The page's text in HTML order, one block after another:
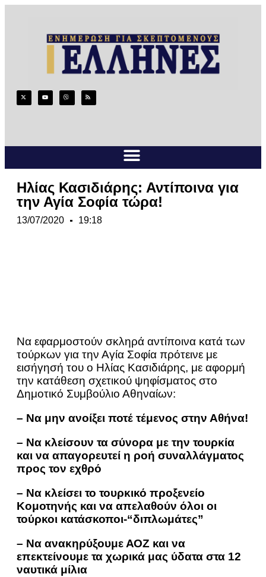
Ηλίας Κασιδιάρης: Αντίποινα για
την Αγία Σοφία τώρα!
13/07/2020 19:18
Να εφαρμοστούν σκληρά αντίποινα κατά των
τούρκων για την Αγία Σοφία πρότεινε με
εισήγησή του ο Ηλίας Κασιδιάρης, με αφορμή
την κατάθεση σχετικού ψηφίσματος στο
Δημοτικό Συμβούλιο Αθηναίων:
– Να μην ανοίξει ποτέ τέμενος στην Αθήνα!
– Να κλείσουν τα σύνορα με την τουρκία
και να απαγορευτεί η ροή συναλλάγματος
προς τον εχθρό
– Να κλείσει το τουρκικό προξενείο
Κομοτηνής και να απελαθούν όλοι οι
τούρκοι κατάσκοποι-“διπλωμάτες”
– Να ανακηρύξουμε ΑΟΖ και να
επεκτείνουμε τα χωρικά μας ύδατα στα 12
ναυτικά μίλια